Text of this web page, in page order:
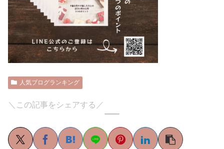
人気ブログランキング
＼この記事をシェアする／